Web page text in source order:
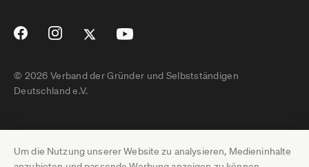
Um die Nutzung unserer Website zu analysieren, Medieninhalte
© 2026 Verband der Gründer und Selbstständigen
Deutschland e.V.
Impressum
Datenschutz